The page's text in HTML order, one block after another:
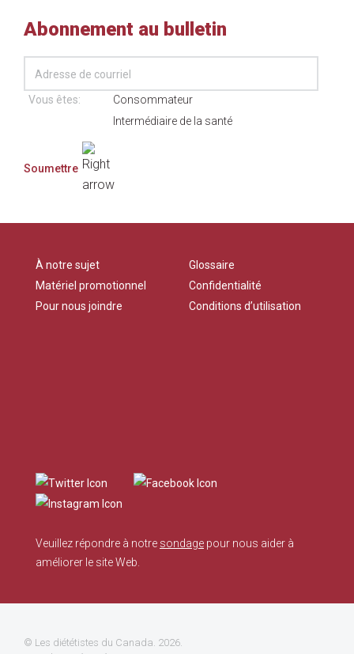
Abonnement au bulletin
Vous êtes:
Consommateur
Intermédiaire de la santé
À notre sujet
Matériel promotionnel
Pour nous joindre
Glossaire
Confidentialité
Conditions d’utilisation
Veuillez répondre à notre sondage pour nous aider à
améliorer le site Web.
© Les diététistes du Canada . 2026.